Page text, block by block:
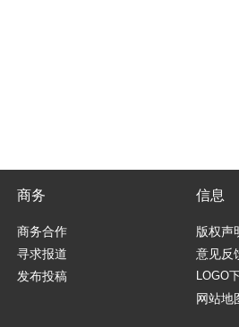
商务
商务合作
寻求报道
发布投稿
信息
版权声
意见反
LOGO
网站地